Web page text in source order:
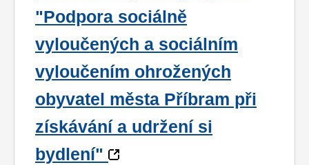
"Podpora sociálně
vyloučených a sociálním
vyloučením ohrožených
obyvatel města Příbram při
získávání a udržení si
bydlení"